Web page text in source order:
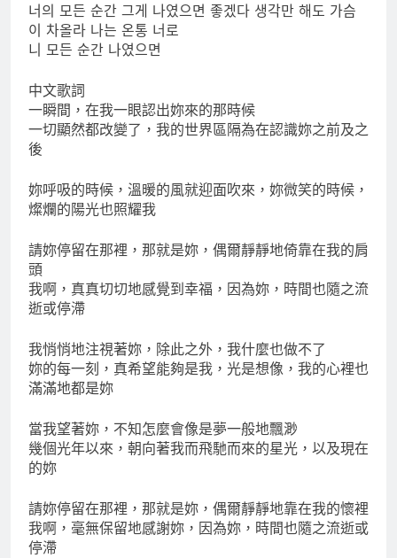
너의 모든 순간 그게 나였으면 좋겠다 생각만 해도 가슴
이 차올라 나는 온통 너로
니 모든 순간 나였으면
中文歌詞
一瞬間，在我一眼認出妳來的那時候
一切顯然都改變了，我的世界區隔為在認識妳之前及之
後
妳呼吸的時候，溫暖的風就迎面吹來，妳微笑的時候，
燦爛的陽光也照耀我
請妳停留在那裡，那就是妳，偶爾靜靜地倚靠在我的肩
頭
我啊，真真切切地感覺到幸福，因為妳，時間也隨之流
逝或停滯
我悄悄地注視著妳，除此之外，我什麼也做不了
妳的每一刻，真希望能夠是我，光是想像，我的心裡也
滿滿地都是妳
當我望著妳，不知怎麼會像是夢一般地飄渺
幾個光年以來，朝向著我而飛馳而來的星光，以及現在
的妳
請妳停留在那裡，那就是妳，偶爾靜靜地靠在我的懷裡
我啊，毫無保留地感謝妳，因為妳，時間也隨之流逝或
停滯